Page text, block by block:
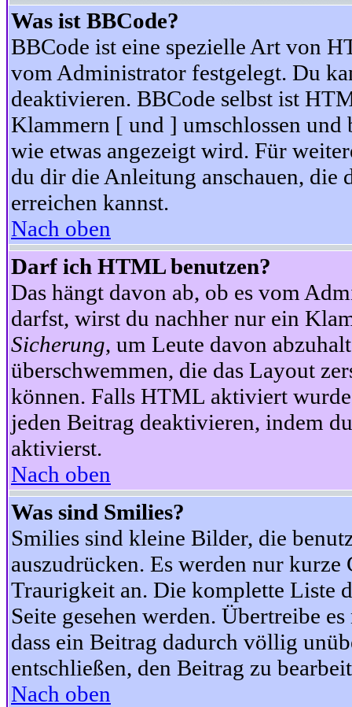
Was ist BBCode?
BBCode ist eine spezielle Art von
vom Administrator festgelegt. Du
deaktivieren. BBCode selbst ist
Klammern [ und ] umschlossen
wie etwas angezeigt wird. Für
du dir die Anleitung anschauen, die
erreichen kannst.
Nach oben
Darf ich HTML benutzen?
Das hängt davon ab, ob es vom
darfst, wirst du nachher nur ein
Sicherung, um Leute davon
überschwemmen, die das Layout
können. Falls HTML aktiviert
jeden Beitrag deaktivieren, indem
aktivierst.
Nach oben
Was sind Smilies?
Smilies sind kleine Bilder, die
auszudrücken. Es werden nur
Traurigkeit an. Die komplette Liste
Seite gesehen werden. Übertreibe
dass ein Beitrag dadurch völlig
entschließen, den Beitrag zu
Nach oben